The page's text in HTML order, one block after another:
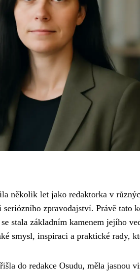
několik let jako redaktorka v
zpravodajství. Právě tato
stala základním kamenem jejího
smysl, inspiraci a praktické rady,
do redakce Osudu, měla jasnou